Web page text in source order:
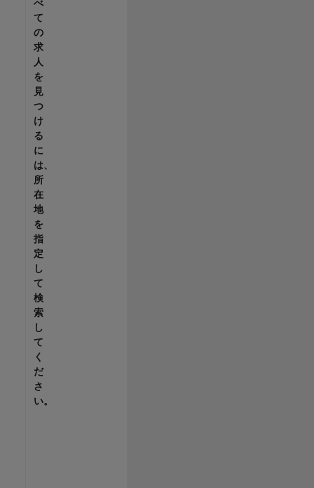
べ
て
の
求
人
を
見
つ
け
る
に
は、
所
在
地
を
指
定
し
て
検
索
し
て
く
だ
さ
い。